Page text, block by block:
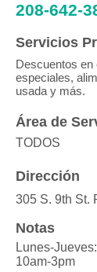
208-642-
Servicios
Descuentos en
especiales,
usada y más.
Área de
TODOS
Dirección
305 S. 9th St.
Notas
Lunes-
10am-3pm